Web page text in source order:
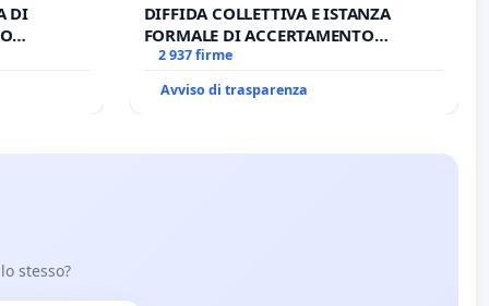
DI
DI
DIFFIDA COLLETTIVA E ISTANZA
FORMALE DI ACCERTAMENTO
CANONICO SU ELEZIONE LEONE XIV
2 937 firme
Avviso di trasparenza
stesso?